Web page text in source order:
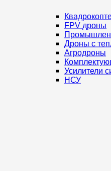
FPV дроны
Дроны с
Агродроны
Усилители
НСУ